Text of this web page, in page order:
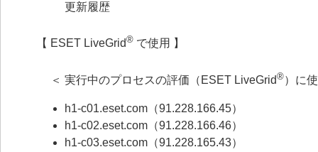
更新履歴
【 ESET LiveGrid® で使用 】
＜ 実行中のプロセスの評価（ESET LiveGrid®）に
h1-c01.eset.com（91.228.166.45）
h1-c02.eset.com（91.228.166.46）
h1-c03.eset.com（91.228.165.43）